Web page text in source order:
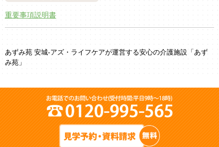
重要事項説明書
あずみ苑 安城-アズ・ライフケアが運営する安心の介護施設「あず
み苑」